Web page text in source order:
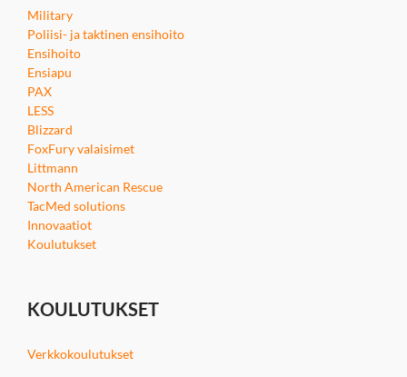
Military
Poliisi- ja taktinen ensihoito
Ensihoito
Ensiapu
PAX
LESS
Blizzard
FoxFury valaisimet
Littmann
North American Rescue
TacMed solutions
Innovaatiot
Koulutukset
KOULUTUKSET
Verkkokoulutukset